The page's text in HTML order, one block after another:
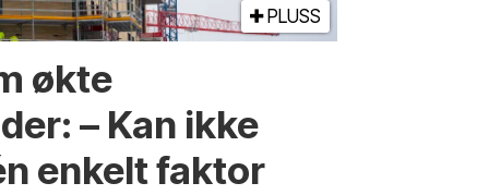
PLUSS
økte
– Kan ikke
enkelt faktor